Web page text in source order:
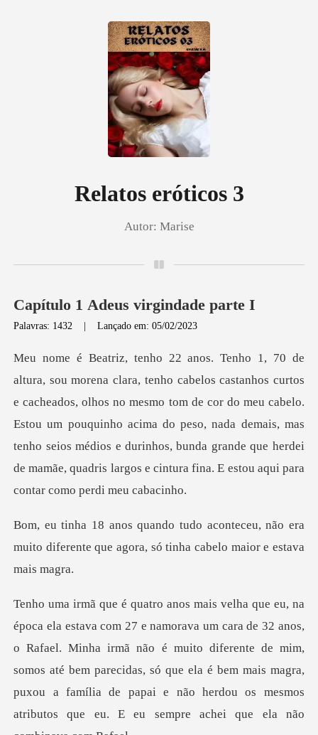
HistóricoRelatos eróticos 3
Autor: Marise
Capítulo 1 Adeus virgindade parte I
Palavras: 1432 |Lançado em: 05/02/2023
olhos no mesmo tom de cor do meu cabelo.
Estou um pouquinho acima do peso, nada demais, mas
tenho seios médios e durin
ceu, não era
muito diferente que agora,
Rafael. Minha irmã não é muito diferente de mim,
somos até bem parecidas, só que ela é bem mais magra,
puxou a